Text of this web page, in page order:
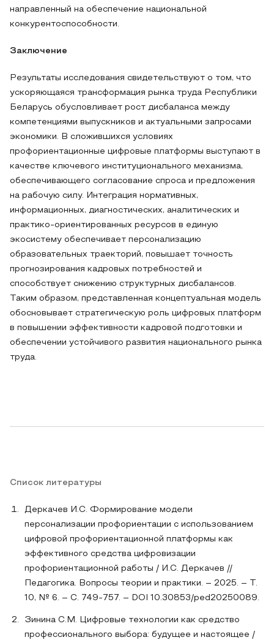
направленный на обеспечение национальной
конкурентоспособности.
Заключение
Результаты исследования свидетельствуют о том, что
ускоряющаяся трансформация рынка труда Республики
Беларусь обусловливает рост дисбаланса между
компетенциями выпускников и актуальными запросами
экономики. В сложившихся условиях
профориентационные цифровые платформы выступают в
качестве ключевого институционального механизма,
обеспечивающего согласование спроса и предложения
на рабочую силу. Интеграция нормативных,
информационных, диагностических, аналитических и
практико-ориентированных ресурсов в единую
экосистему обеспечивает персонализацию
образовательных траекторий, повышает точность
прогнозирования кадровых потребностей и
способствует снижению структурных дисбалансов.
Таким образом, представленная концептуальная модель
обосновывает стратегическую роль цифровых платформ
в повышении эффективности кадровой подготовки и
обеспечении устойчивого развития национального рынка
труда.
Список литературы
Деркачев И.С. Формирование модели
персонализации профориентации с использованием
цифровой профориентационной платформы как
эффективного средства цифровизации
профориентационной работы / И.С. Деркачев //
Педагогика. Вопросы теории и практики. – 2025. – Т.
10, № 6. – С. 749-757. – DOI 10.30853/ped20250089.
Зинина С.М. Цифровые технологии как средство
профессионального выбора: будущее и настоящее /